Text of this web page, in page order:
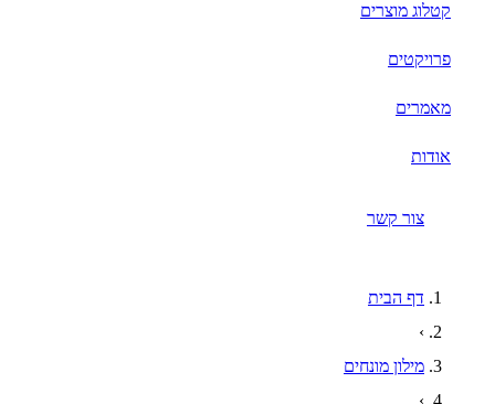
קטלוג מוצרים
פרויקטים
מאמרים
צור קשר
דף הבית
מילון מונחים